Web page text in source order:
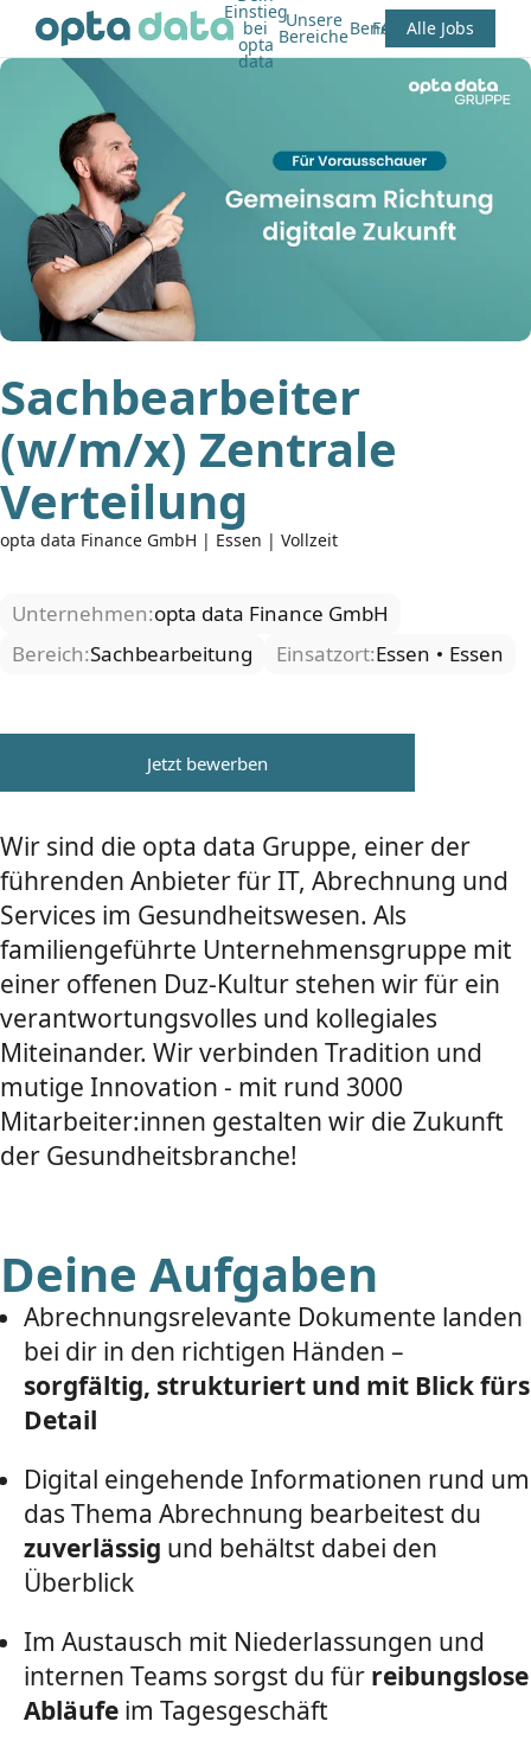
Einstieg
bei
opta
data
Unsere
BereicheBenefits
FAQ Alle Jobs
Sachbearbeiter
(w/m/x) Zentrale
Verteilung
opta data Finance GmbH | Essen | Vollzeit
Unternehmen:opta data Finance GmbH
Bereich:Sachbearbeitung Einsatzort:Essen Essen
Jetzt bewerben
Wir sind die opta data Gruppe, einer der
führenden Anbieter für IT, Abrechnung und
Services im Gesundheitswesen. Als
familiengeführte Unternehmensgruppe mit
einer offenen Duz-Kultur stehen wir für ein
verantwortungsvolles und kollegiales
Miteinander. Wir verbinden Tradition und
mutige Innovation - mit rund 3000
Mitarbeiter:innen gestalten wir die Zukunft
der Gesundheitsbranche!
Deine Aufgaben
Abrechnungsrelevante Dokumente landen
bei dir in den richtigen Händen –
sorgfältig, strukturiert und mit Blick fürs
Detail
Digital eingehende Informationen rund um
das Thema Abrechnung bearbeitest du
zuverlässig und behältst dabei den
Überblick
Im Austausch mit Niederlassungen und
internen Teams sorgst du für reibungslose
Abläufe im Tagesgeschäft